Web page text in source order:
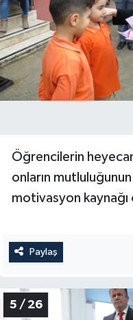
Öğrencilerin
onların
motivasyon
Paylaş
5 / 26